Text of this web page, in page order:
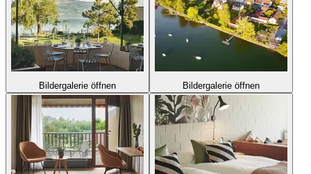
Bildergalerie öffnen Bildergalerie öffnen